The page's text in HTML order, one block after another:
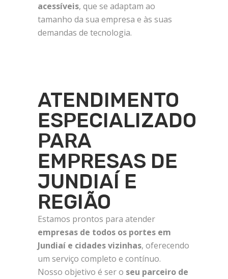
acessíveis, que se adaptam ao
tamanho da sua empresa e às suas
demandas de tecnologia.
ATENDIMENTO
ESPECIALIZADO
PARA
EMPRESAS DE
JUNDIAÍ E
REGIÃO
Estamos prontos para atender
empresas de todos os portes em
Jundiaí e cidades vizinhas, oferecendo
um serviço completo e contínuo.
Nosso objetivo é ser o seu parceiro de